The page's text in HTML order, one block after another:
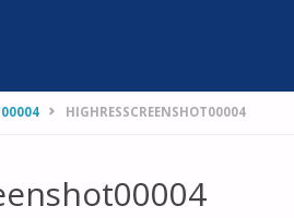
HIGHRESSCREENSHOT00004